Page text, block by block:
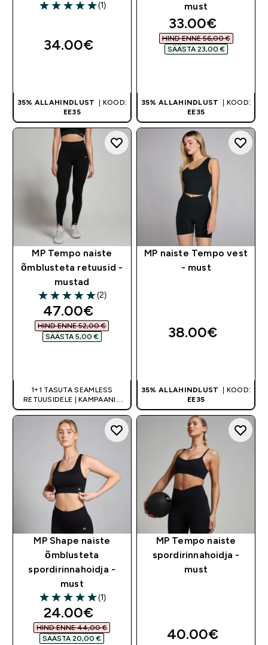
5 out of 5 stars
(1)
34.00€‎
35% ALLAHINDLUST
| KOOD:
EE35
must
discounted
33.00€‎
HIND ENNE 56,00 €‎
SÄÄSTA 23,00 €‎
35% ALLAHINDLUST
| KOOD:
EE35
MP Tempo naiste
õmblusteta retuusid -
mustad
5 out of 5 stars
(2)
discounted price
47.00€‎
HIND ENNE 52,00 €‎
SÄÄSTA 5,00 €‎
1+1 TASUTA SEAMLESS
RETUUSIDELE | KAMPAANIA
KEHTIB VALITUD TOODETELE
MP naiste Tempo vest
- must
38.00€‎
35% ALLAHINDLUST
| KOOD:
EE35
MP Shape naiste
õmblusteta
spordirinnahoidja -
must
5 out of 5 stars
(1)
discounted price
24.00€‎
HIND ENNE 44,00 €‎
SÄÄSTA 20,00 €‎
MP Tempo naiste
spordirinnahoidja -
must
40.00€‎